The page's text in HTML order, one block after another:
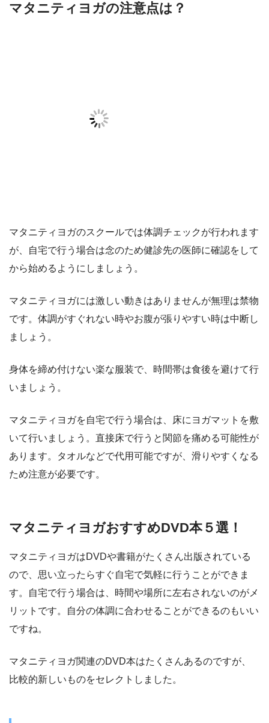
マタニティヨガの注意点は？
マタニティヨガのスクールでは体調チェックが行われます
が、自宅で行う場合は念のため健診先の医師に確認をして
から始めるようにしましょう。
マタニティヨガには激しい動きはありませんが無理は禁物
です。体調がすぐれない時やお腹が張りやすい時は中断し
ましょう。
身体を締め付けない楽な服装で、時間帯は食後を避けて行
いましょう。
マタニティヨガを自宅で行う場合は、床にヨガマットを敷
いて行いましょう。直接床で行うと関節を痛める可能性が
あります。タオルなどで代用可能ですが、滑りやすくなる
ため注意が必要です。
マタニティヨガおすすめDVD本５選！
マタニティヨガはDVDや書籍がたくさん出版されている
ので、思い立ったらすぐ自宅で気軽に行うことができま
す。自宅で行う場合は、時間や場所に左右されないのがメ
リットです。自分の体調に合わせることができるのもいい
ですね。
マタニティヨガ関連のDVD本はたくさんあるのですが、
比較的新しいものをセレクトしました。